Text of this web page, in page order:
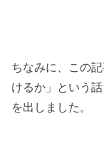
ちなみに、この
けるか」という
を出しました。